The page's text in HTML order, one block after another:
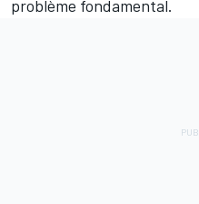
problème fondamental.